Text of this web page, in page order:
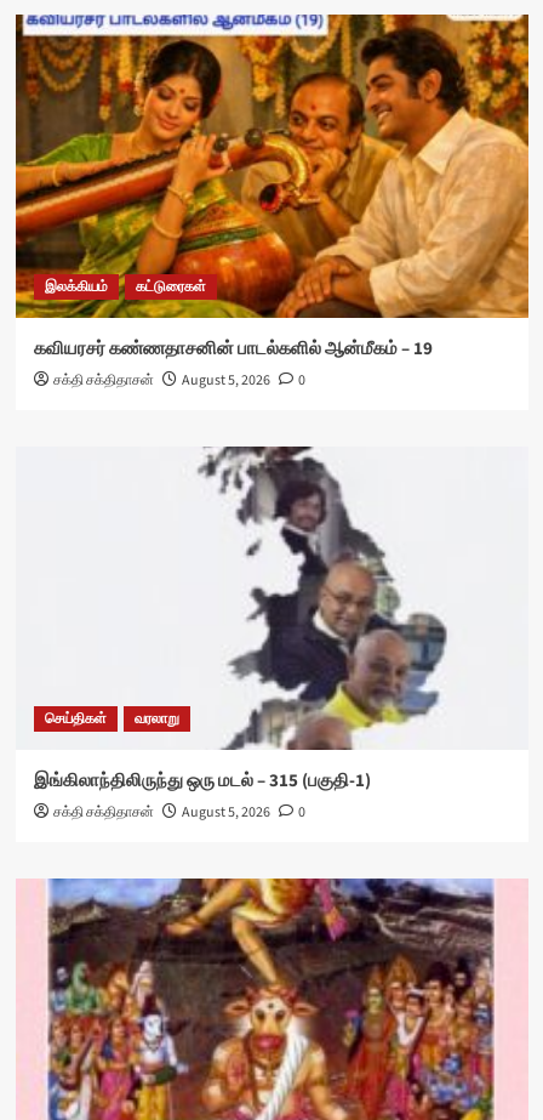
இலக்கியம் கட்டுரைகள்
கவியரசர் கண்ணதாசனின் பாடல்களில் ஆன்மீகம் – 19
சக்தி சக்திதாசன் August 5, 2026 0
செய்திகள் வரலாறு
இங்கிலாந்திலிருந்து ஒரு மடல் – 315 (பகுதி-1)
சக்தி சக்திதாசன் August 5, 2026 0